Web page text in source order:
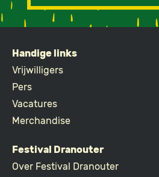
FOOTER
Handige links
Vrijwilligers
Pers
Vacatures
Merchandise
Festival Dranouter
Over Festival Dranouter